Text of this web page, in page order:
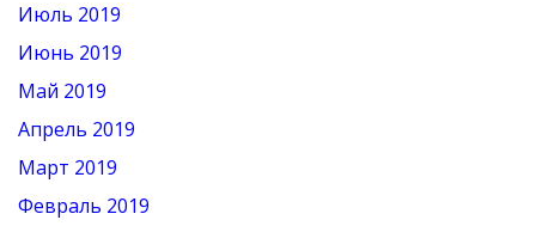
Июль 2019
Июнь 2019
Май 2019
Апрель 2019
Март 2019
Февраль 2019